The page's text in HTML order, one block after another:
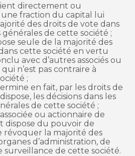
directement ou
fraction du capital lui
des droits de vote dans
générales de cette société ;
seule de la majorité des
cette société en vertu
avec d’autres associés ou
n’est pas contraire à
;
en fait, par les droits de
les décisions dans les
de cette société ;
ou actionnaire de
dispose du pouvoir de
révoquer la majorité des
d’administration, de
surveillance de cette société.